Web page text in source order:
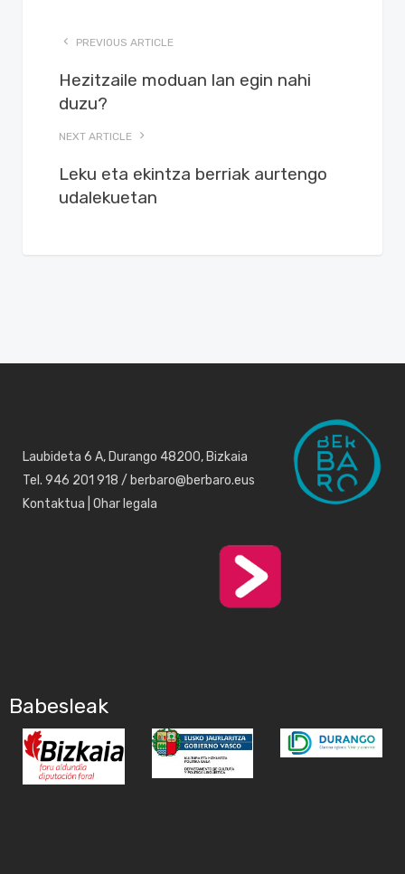
PREVIOUS ARTICLE
Hezitzaile moduan lan egin nahi
duzu?
NEXT ARTICLE
Leku eta ekintza berriak aurtengo
udalekuetan
Laubideta 6 A, Durango 48200, Bizkaia
Tel. 946 201 918 / berbaro@berbaro.eus
Kontaktua Ohar legala
Babesleak